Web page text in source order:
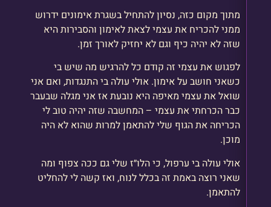
מתוך מקום כזה, נסיון להתחיל בשגרת אימונים ידרוש
ממני להכריח את עצמי לצאת לאימון והסבירות היא
שזה לא יהיה כיף וגם לא יחזיק לאורך זמן.
לפגוש את עצמי זה קודם כל להרגיש מה שיש בי
כשאני חושב על אימון. אולי עולה בי התנגדות, ואם אני
שואל את עצמי מאיפה היא נובעת אז אני מגלה שבעבר
כבר הכרחתי את עצמי – המחשבה שזה יהיה טוב לי
הכריחה את הגוף שלי להתאמן למרות שהוא לא היה
מוכן.
אולי עולה בי ערפול, כי הלו״ז שלי גם ככה צפוף ומה
שאני רוצה באמת זה בכלל לנוח, ואז קשה לי להחליט
להתאמן.